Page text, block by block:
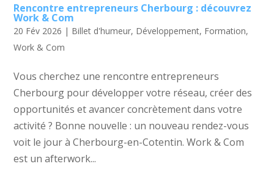
Rencontre entrepreneurs Cherbourg : découvrez
Work & Com
20 Fév 2026 | Billet d'humeur, Développement, Formation,
Work & Com
Vous cherchez une rencontre entrepreneurs
Cherbourg pour développer votre réseau, créer des
opportunités et avancer concrètement dans votre
activité ? Bonne nouvelle : un nouveau rendez-vous
voit le jour à Cherbourg-en-Cotentin. Work & Com
est un afterwork...